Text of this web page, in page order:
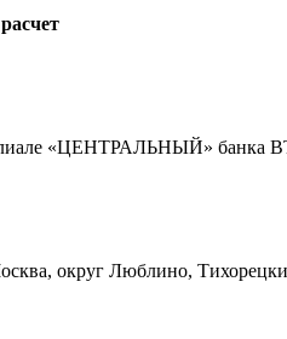
«ЦЕНТРАЛЬНЫЙ» банка
округ Люблино,